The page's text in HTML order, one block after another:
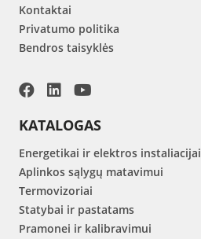
Kontaktai
Privatumo politika
Bendros taisyklės
KATALOGAS
Energetikai ir elektros instaliacijai
Aplinkos sąlygų matavimui
Termovizoriai
Statybai ir pastatams
Pramonei ir kalibravimui